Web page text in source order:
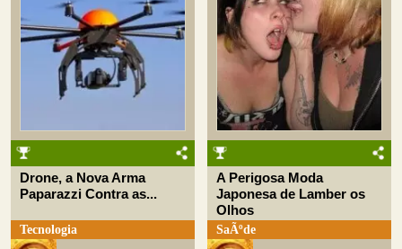
Drone, a Nova Arma
Paparazzi Contra as...
Tecnologia
A Perigosa Moda
Japonesa de Lamber os
Olhos
SaÃºde